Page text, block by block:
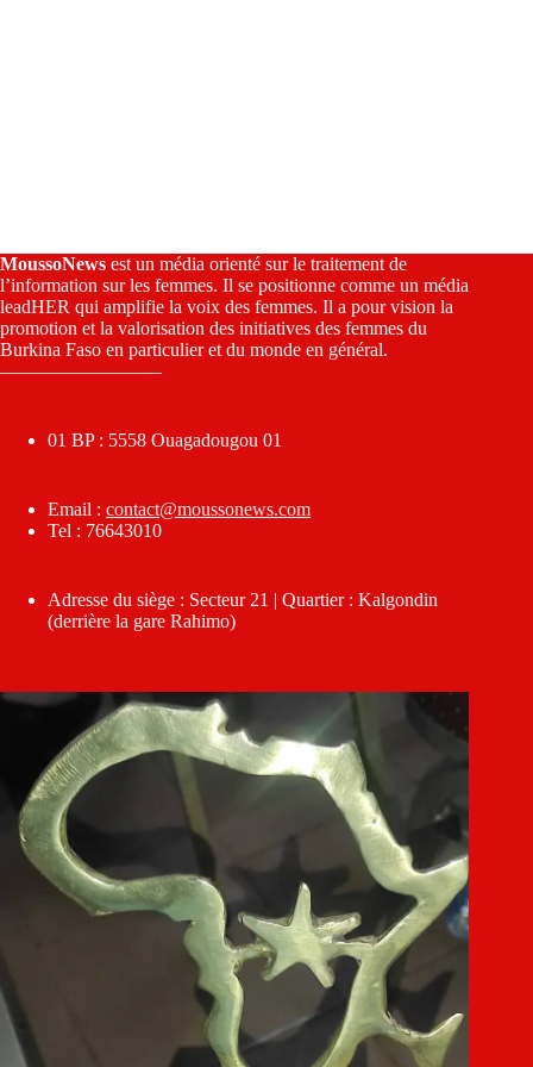
MoussoNews est un média orienté sur le traitement de
l’information sur les femmes. Il se positionne comme un média
leadHER qui amplifie la voix des femmes. Il a pour vision la
promotion et la valorisation des initiatives des femmes du
Burkina Faso en particulier et du monde en général.
————————–
01 BP : 5558 Ouagadougou 01
Email : contact@moussonews.com
Tel : 76643010
Adresse du siège : Secteur 21 | Quartier : Kalgondin
(derrière la gare Rahimo)